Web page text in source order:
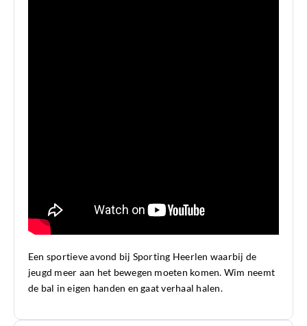
Een sportieve avond bij Sporting Heerlen waarbij de
jeugd meer aan het bewegen moeten komen. Wim neemt
de bal in eigen handen en gaat verhaal halen.